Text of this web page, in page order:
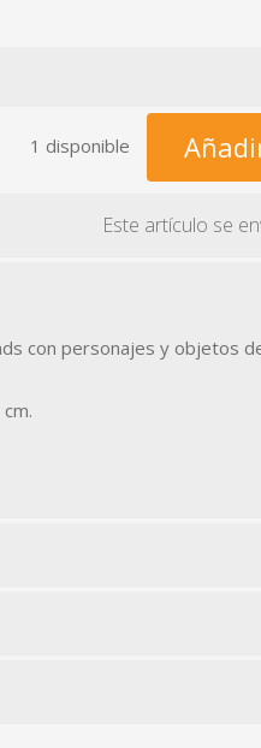
1 disponible
Este artículo se
con personajes y objetos